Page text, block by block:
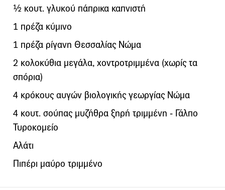
½ κουτ. γλυκού πάπρικα καπνιστή
1 πρέζα κύμινο
1 πρέζα ρίγανη Θεσσαλίας Νώμα
2 κολοκύθια μεγάλα, χοντροτριμμένα (χωρίς τα
σπόρια)
4 κρόκους αυγών βιολογικής γεωργίας Νώμα
4 κουτ. σούπας μυζήθρα ξηρή τριμμένη - Γάλπο
Τυροκομείο
Αλάτι
Πιπέρι μαύρο τριμμένο